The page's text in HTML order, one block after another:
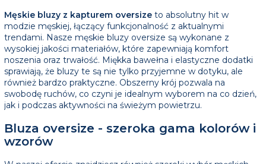
Męskie bluzy z kapturem oversize to absolutny hit w
modzie męskiej, łączący funkcjonalność z aktualnymi
trendami. Nasze męskie bluzy oversize są wykonane z
wysokiej jakości materiałów, które zapewniają komfort
noszenia oraz trwałość. Miękka bawełna i elastyczne dodatki
sprawiają, że bluzy te są nie tylko przyjemne w dotyku, ale
również bardzo praktyczne. Obszerny krój pozwala na
swobodę ruchów, co czyni je idealnym wyborem na co dzień,
jak i podczas aktywności na świeżym powietrzu.
Bluza oversize - szeroka gama kolorów i
wzorów